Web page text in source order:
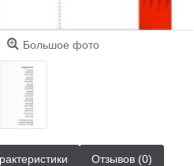
Большое фото
Отзывов (0)